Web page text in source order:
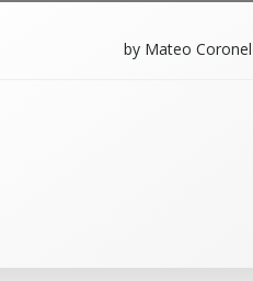
by Mateo Coronel